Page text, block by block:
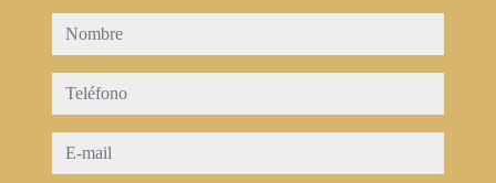
nombre
teléfono
e-mail